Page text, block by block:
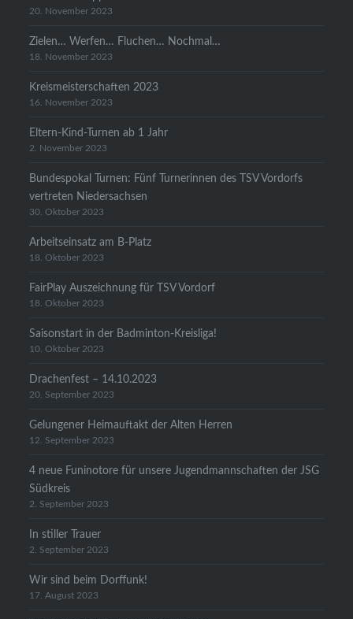
20. November 2023
Zielen… Werfen… Fluchen… Nochmal…
18. November 2023
Kreismeisterschaften 2023
16. November 2023
Eltern-Kind-Turnen ab 1 Jahr
2. November 2023
Bundespokal Turnen: Fünf Turnerinnen des TSV Vordorfs
vertreten Niedersachsen
30. Oktober 2023
Arbeitseinsatz am B-Platz
18. Oktober 2023
FairPlay Auszeichnung für TSV Vordorf
18. Oktober 2023
Saisonstart in der Badminton-Kreisliga!
10. Oktober 2023
Drachenfest – 14.10.2023
20. September 2023
Gelungener Heimauftakt der Alten Herren
12. September 2023
4 neue Funinotore für unsere Jugendmannschaften der JSG
Südkreis
2. September 2023
In stiller Trauer
2. September 2023
Wir sind beim Dorffunk!
17. August 2023